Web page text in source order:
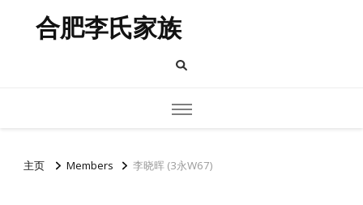
合肥李氏家族
主页 Members 李晓晖 (3永W67)